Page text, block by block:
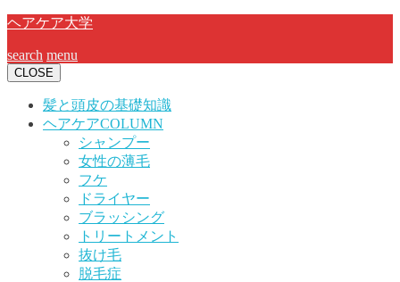
ヘアケア大学
search menu
CLOSE
髪と頭皮の基礎知識
ヘアケアCOLUMN
シャンプー
女性の薄毛
フケ
ドライヤー
ブラッシング
トリートメント
抜け毛
脱毛症